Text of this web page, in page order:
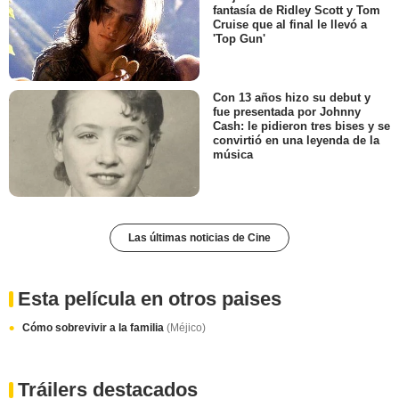
fantasía de Ridley Scott y Tom
Cruise que al final le llevó a
'Top Gun'
Con 13 años hizo su debut y
fue presentada por Johnny
Cash: le pidieron tres bises y se
convirtió en una leyenda de la
música
Las últimas noticias de Cine
Esta película en otros paises
Cómo sobrevivir a la familia (Méjico)
Tráilers destacados